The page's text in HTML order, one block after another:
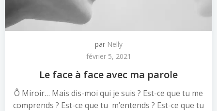
par Nelly
février 5, 2021
Le face à face avec ma parole
Ô Miroir… Mais dis-moi qui je suis ? Est-ce que tu me
comprends ? Est-ce que tu m’entends ? Est-ce que tu